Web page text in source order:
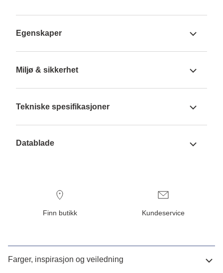
Egenskaper
Miljø & sikkerhet
Tekniske spesifikasjoner
Datablade
Finn butikk Kundeservice
Farger, inspirasjon og veiledning